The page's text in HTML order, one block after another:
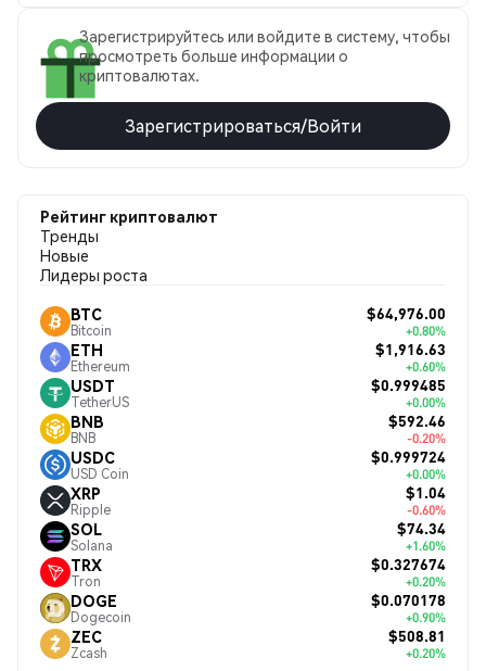
Зарегистрируйтесь или войдите в систему, чтобы
просмотреть больше информации о
криптовалютах.
Зарегистрироваться/Войти
Рейтинг криптовалют
Тренды
Новые
Лидеры роста
BTC
Bitcoin
$64,976.00
+0.80%
ETH
Ethereum
$1,916.63
+0.60%
USDT
TetherUS
$0.999485
+0.00%
BNB
BNB
$592.46
-0.20%
USDC
USD Coin
$0.999724
+0.00%
XRP
Ripple
$1.04
-0.60%
SOL
Solana
$74.34
+1.60%
TRX
Tron
$0.327674
+0.20%
DOGE
Dogecoin
$0.070178
+0.90%
ZEC
Zcash
$508.81
+0.20%